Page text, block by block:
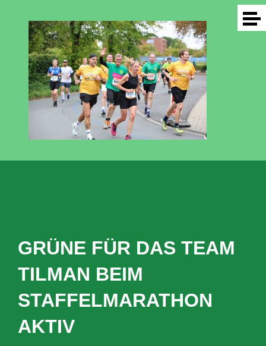
GRÜNE FÜR DAS TEAM
TILMAN BEIM
STAFFELMARATHON
AKTIV